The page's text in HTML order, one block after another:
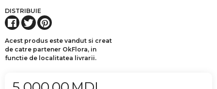
DISTRIBUIE
Acest produs este vandut si creat
de catre partener OkFlora, in
functie de localitatea livrarii.